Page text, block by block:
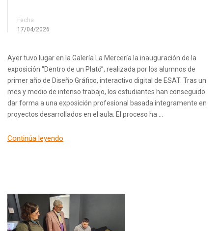
Fecha
17/04/2026
Ayer tuvo lugar en la Galería La Mercería la inauguración de la
exposición “Dentro de un Plató”, realizada por los alumnos de
primer año de Diseño Gráfico, interactivo digital de ESAT. Tras un
mes y medio de intenso trabajo, los estudiantes han conseguido
dar forma a una exposición profesional basada íntegramente en
proyectos desarrollados en el aula. El proceso ha …
Continúa leyendo